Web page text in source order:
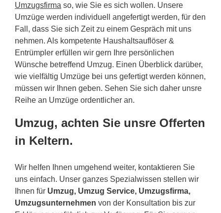
Umzugsfirma so, wie Sie es sich wollen. Unsere
Umzüge werden individuell angefertigt werden, für den
Fall, dass Sie sich Zeit zu einem Gespräch mit uns
nehmen. Als kompetente Haushaltsauflöser &
Entrümpler erfüllen wir gern Ihre persönlichen
Wünsche betreffend Umzug. Einen Überblick darüber,
wie vielfältig Umzüge bei uns gefertigt werden können,
müssen wir Ihnen geben. Sehen Sie sich daher unsre
Reihe an Umzüge ordentlicher an.
Umzug, achten Sie unsre Offerten
in Keltern.
Wir helfen Ihnen umgehend weiter, kontaktieren Sie
uns einfach. Unser ganzes Spezialwissen stellen wir
Ihnen für Umzug, Umzug Service, Umzugsfirma,
Umzugsunternehmen von der Konsultation bis zur